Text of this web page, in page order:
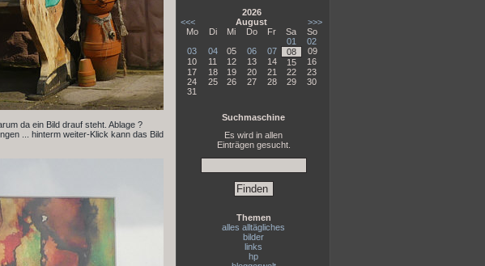
da ein Bild drauf steht. Ablage ?
... hinterm weiter-Klick kann das Bild
2026
<<<
August
>>>
Mo
Di Mi Do Fr Sa
So
01
02
03
04 05 06 07 08
09
10
11 12 13 14 15
16
17
18 19 20 21 22
23
24
25 26 27 28 29
30
31
Suchmaschine
Es wird in allen
Einträgen gesucht.
Themen
alles alltägliches
bilder
links
hp